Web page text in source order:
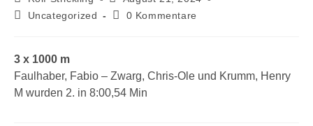
Autor:
veröffentlicht:
Beitrags-
Uncategorized
Beitrags-
0 Kommentare
3 x 1000 m
Faulhaber, Fabio – Zwarg, Chris-Ole und Krumm, Henry
M wurden 2. in 8:00,54 Min